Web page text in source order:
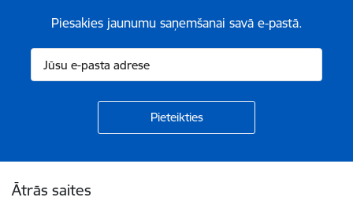
Piesakies jaunumu saņemšanai savā e-pastā.
Ātrās saites